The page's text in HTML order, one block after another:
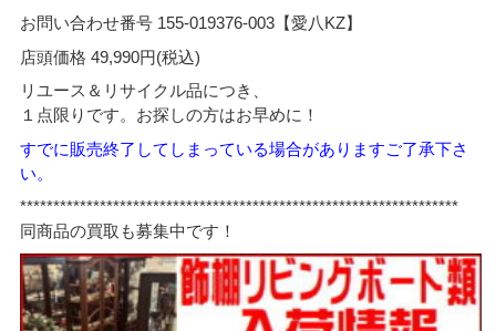
お問い合わせ番号 155-019376-003【愛八KZ】
店頭価格 49,990円(税込)
リユース＆リサイクル品につき、
１点限りです。お探しの方はお早めに！
すでに販売終了してしまっている場合がありますご了承下さ
い。
******************************************************************
同商品の買取も募集中です！